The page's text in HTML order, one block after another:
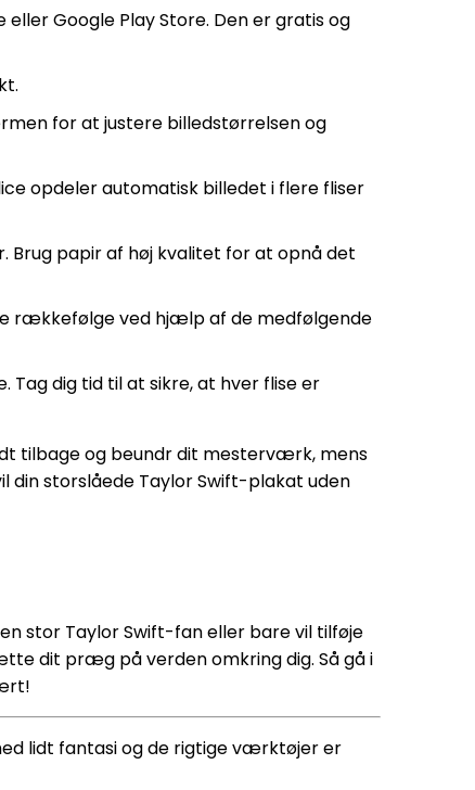
Google Play Store. Den er gratis og
for at justere billedstørrelsen og
opdeler automatisk billedet i flere fliser
Brug papir af høj kvalitet for at opnå det
rækkefølge ved hjælp af de medfølgende
dig tid til at sikre, at hver flise er
tilbage og beundr dit mesterværk, mens
din storslåede Taylor Swift-plakat uden
stor Taylor Swift-fan eller bare vil tilføje
dit præg på verden omkring dig. Så gå i
lidt fantasi og de rigtige værktøjer er